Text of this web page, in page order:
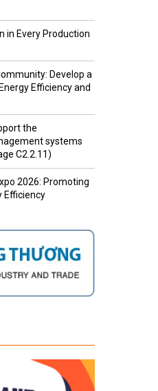
in Every Production
Develop a
Efficiency and
the
systems
C2.2.11)
2026: Promoting
Efficiency